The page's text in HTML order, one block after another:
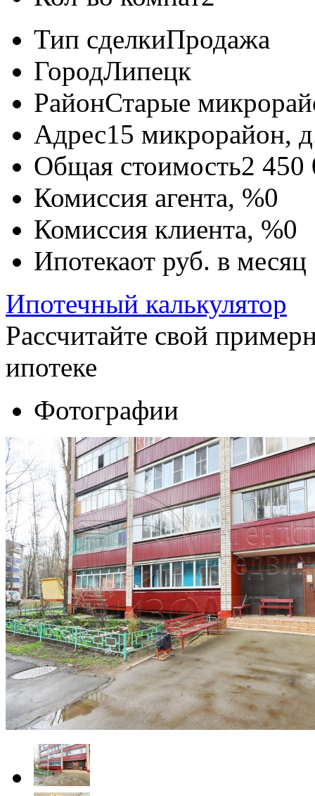
Тип сделкиПродажа
ГородЛипецк
РайонСтарые
Адрес15 микрорайон,
Общая стоимость2 450
Комиссия агента, %0
Комиссия клиента, %0
Ипотекаот руб. в месяц
Ипотечный калькулятор
Рассчитайте свой
ипотеке
Фотографии